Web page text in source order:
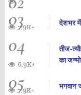
03 देशभर में
7.9K+
04
तीज-
का
6.9K+
05 भगवान
7.9K+